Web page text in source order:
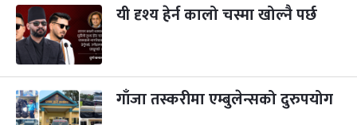
५
बिहि
पापा‌ङ्कुशा एकादशी व्रत
कार्तिक ५, २०८३
२२
आइत
कुकुर तिहार
कार्तिक २२, २०८३
३ महिना बाँकी
यी दृश्य हेर्न कालो चस्मा खोल्नै पर्छ
गाँजा तस्करीमा एम्बुलेन्सको दुरुपयोग